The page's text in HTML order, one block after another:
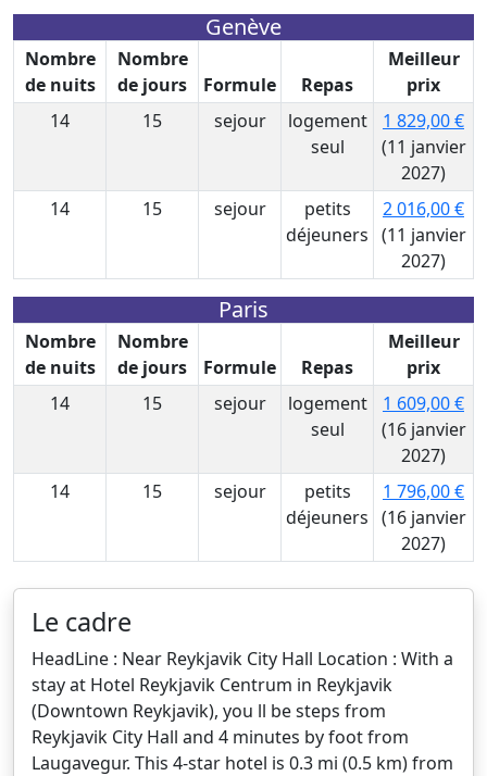
Genève
Nombre
de nuits
Nombre
de jours
Formule Repas
Meilleur
prix
14
15 sejour
logement
seul
1 829,00 €
(11 janvier
2027)
14
15 sejour
petits
déjeuners
2 016,00 €
(11 janvier
2027)
Paris
Nombre
de nuits
Nombre
de jours
Formule Repas
Meilleur
prix
14
15 sejour
logement
seul
1 609,00 €
(16 janvier
2027)
14
15 sejour
petits
déjeuners
1 796,00 €
(16 janvier
2027)
Le cadre
HeadLine : Near Reykjavik City Hall Location : With a
stay at Hotel Reykjavik Centrum in Reykjavik
(Downtown Reykjavik), you ll be steps from
Reykjavik City Hall and 4 minutes by foot from
Laugavegur. This 4-star hotel is 0.3 mi (0.5 km) from